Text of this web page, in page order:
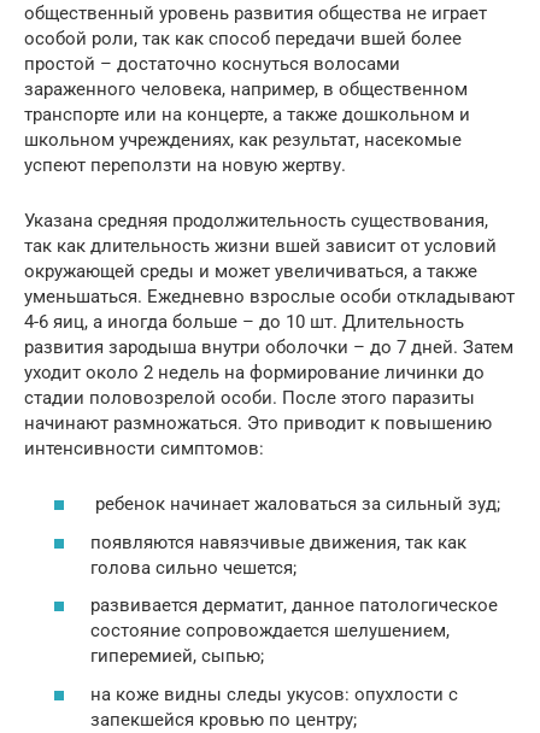
общественный уровень развития общества не играет
особой роли, так как способ передачи вшей более
простой – достаточно коснуться волосами
зараженного человека, например, в общественном
транспорте или на концерте, а также дошкольном и
школьном учреждениях, как результат, насекомые
успеют переползти на новую жертву.
Указана средняя продолжительность существования,
так как длительность жизни вшей зависит от условий
окружающей среды и может увеличиваться, а также
уменьшаться. Ежедневно взрослые особи откладывают
4-6 яиц, а иногда больше – до 10 шт. Длительность
развития зародыша внутри оболочки – до 7 дней. Затем
уходит около 2 недель на формирование личинки до
стадии половозрелой особи. После этого паразиты
начинают размножаться. Это приводит к повышению
интенсивности симптомов:
ребенок начинает жаловаться за сильный зуд;
появляются навязчивые движения, так как
голова сильно чешется;
развивается дерматит, данное патологическое
состояние сопровождается шелушением,
гиперемией, сыпью;
на коже видны следы укусов: опухлости с
запекшейся кровью по центру;